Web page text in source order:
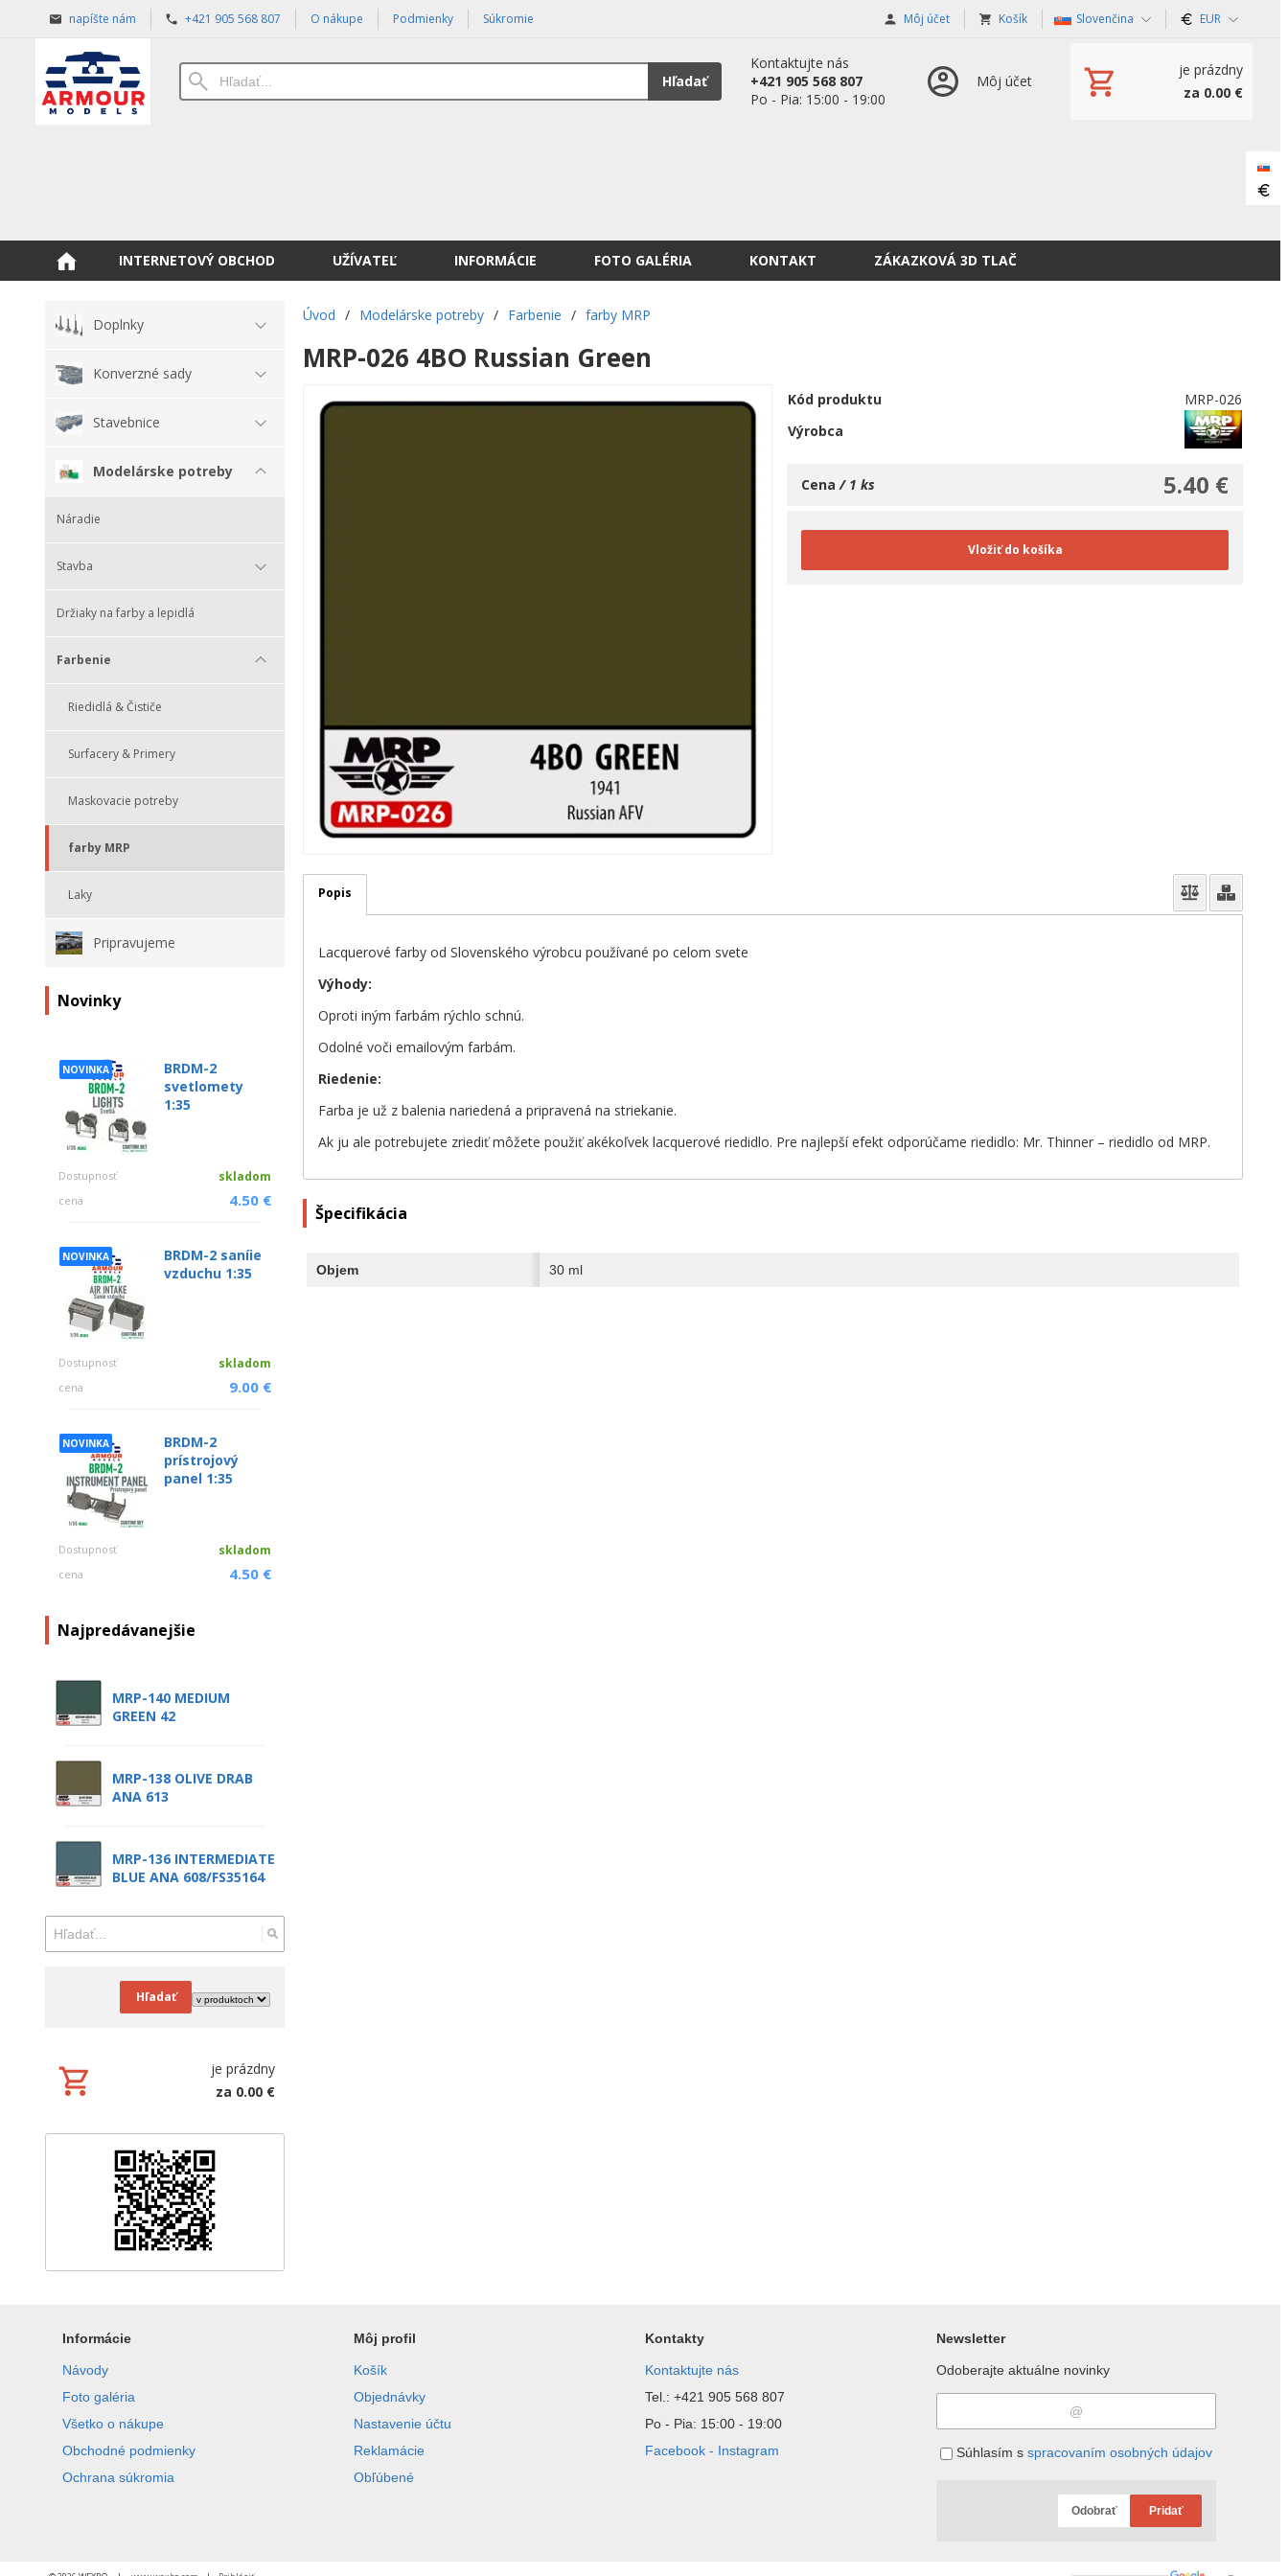
napíšte nám +421 905 568 807 O nákupe Podmienky Súkromie Môj účet Košík Slovenčina EUR
Hľadať
Kontaktujte nás
+421 905 568 807
Po - Pia: 15:00 - 19:00
Môj účet
je prázdny
za 0.00 €
INTERNETOVÝ OBCHOD UŽÍVATEĽ INFORMÁCIE FOTO GALÉRIA KONTAKT ZÁKAZKOVÁ 3D TLAČ
Doplnky
Konverzné sady
Stavebnice
Modelárske potreby
Náradie
Stavba
Držiaky na farby a lepidlá
Farbenie
Riedidlá & Čističe
Surfacery & Primery
Maskovacie potreby
farby MRP
Laky
Pripravujeme
Novinky
NOVINKA
BRDM-2
svetlomety
1:35
Dostupnosť skladom
cena 4.50 €
NOVINKA
BRDM-2 saníie
vzduchu 1:35
Dostupnosť skladom
cena 9.00 €
NOVINKA
BRDM-2
prístrojový
panel 1:35
Dostupnosť skladom
cena 4.50 €
Najpredávanejšie
MRP-140 MEDIUM
GREEN 42
MRP-138 OLIVE DRAB
ANA 613
MRP-136 INTERMEDIATE
BLUE ANA 608/FS35164
Hľadať
je prázdny
za 0.00 €
Úvod / Modelárske potreby / Farbenie / farby MRP
MRP-026 4BO Russian Green
Kód produktu
MRP-026
Výrobca
5.40 €
Cena / 1 ks
Vložiť do košíka
Popis
Lacquerové farby od Slovenského výrobcu používané po celom svete
Výhody:
Oproti iným farbám rýchlo schnú.
Odolné voči emailovým farbám.
Riedenie:
Farba je už z balenia nariedená a pripravená na striekanie.
Ak ju ale potrebujete zriediť môžete použiť akékoľvek lacquerové riedidlo. Pre najlepší efekt odporúčame riedidlo: Mr. Thinner – riedidlo od MRP.
Špecifikácia
Objem 30 ml
Informácie
Návody
Foto galéria
Všetko o nákupe
Obchodné podmienky
Ochrana súkromia
Môj profil
Košík
Objednávky
Nastavenie účtu
Reklamácie
Obľúbené
Kontakty
Kontaktujte nás
Tel.: +421 905 568 807
Po - Pia: 15:00 - 19:00
Facebook - Instagram
Newsletter
Odoberajte aktuálne novinky
Súhlasím s spracovaním osobných údajov
Odobrať Pridať